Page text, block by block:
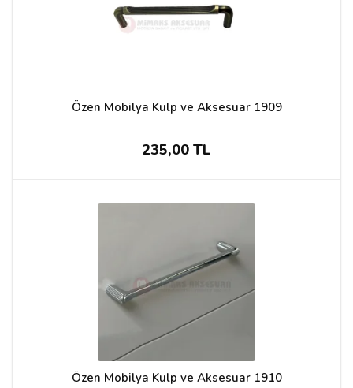
Özen Mobilya Kulp ve Aksesuar 1909
235,00 TL
Özen Mobilya Kulp ve Aksesuar 1910